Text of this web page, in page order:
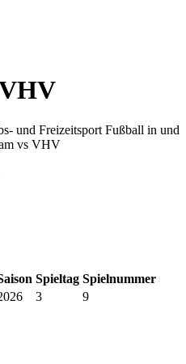
und Freizeitsport Fußball in und
vs VHV
Spieltag Spielnummer
3 9